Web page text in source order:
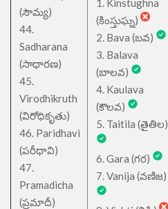
(సౌమ్య)
44.
Sadharana
(సాధారణ)
45.
Virodhikruth
(విరోధికృతు)
46. Paridhavi
(పరీధావి)
47.
Pramadicha
(ప్రమాదీ)
1. Kinstughna
(కింస్తుఘ్న)
2. Bava (బవ)
3. Balava
(బాలవ)
4. Kaulava
(కౌలవ)
5. Taitila (తైతిల)
6. Gara (గర)
7. Vanija (వణిజ)